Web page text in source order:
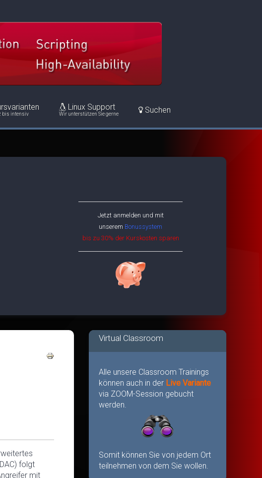
bis intensiv
Linux Support
Wir unterstützen Sie gerne Suchen
Jetzt anmelden und mit
unserem Bonussystem
bis zu 30% der Kurskosten sparen
folgt
mit
Virtual Classroom
Alle unsere Classroom Trainings
können auch in der Live Variante
via ZOOM-Session gebucht
werden.
Somit können Sie von jedem Ort
teilnehmen von dem Sie wollen.